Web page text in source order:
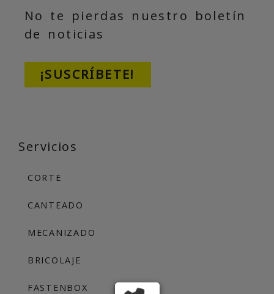
No te pierdas nuestro boletín
de noticias
¡SUSCRÍBETE!
Servicios
CORTE
CANTEADO
MECANIZADO
BRICOLAJE
FASTENBOX